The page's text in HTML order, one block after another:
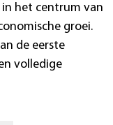
het centrum van
groei.
de eerste
volledige